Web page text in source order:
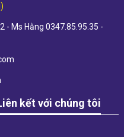
- Ms Hằng 0347.85.95.35 -
kết với chúng tôi